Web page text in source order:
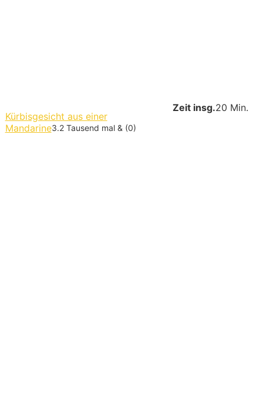
Zeit insg.20 Min.
Kürbisgesicht aus einer
Mandarine3.2 Tausend mal & (0)